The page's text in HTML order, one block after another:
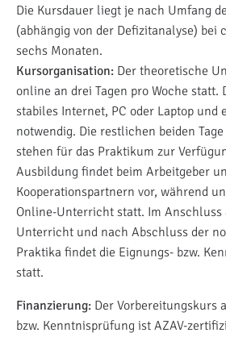
Die Kursdauer liegt je nach Umfang
(abhängig von der Defizitanalyse) bei
sechs Monaten.
Kursorganisation: Der theoretische
online an drei Tagen pro Woche statt.
stabiles Internet, PC oder Laptop und
notwendig. Die restlichen beiden Tage
stehen für das Praktikum zur
Ausbildung findet beim Arbeitgeber
Kooperationspartnern vor, während
Online-Unterricht statt. Im Anschluss
Unterricht und nach Abschluss der
Praktika findet die Eignungs- bzw.
statt.
Finanzierung: Der Vorbereitungskurs
bzw. Kenntnisprüfung ist AZAV-